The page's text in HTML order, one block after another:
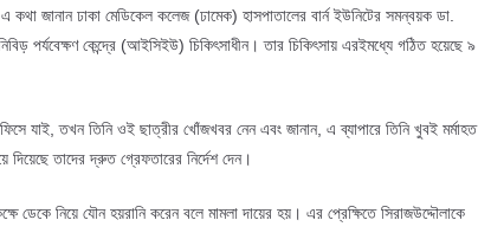
এ কথা জানান ঢাকা মেডিকেল কলেজ (ঢামেক) হাসপাতালের বার্ন ইউনিটের সমন্বয়ক ডা.
পর্যবেক্ষণ কেন্দ্রে (আইসিইউ) চিকিৎসাধীন। তার চিকিৎসায় এরইমধ্যে গঠিত হয়েছে ৯
যাই, তখন তিনি ওই ছাত্রীর খোঁজখবর নেন এবং জানান, এ ব্যাপারে তিনি খুবই মর্মাহত
তাদের দ্রুত গ্রেফতারের নির্দেশ দেন।
ডেকে নিয়ে যৌন হয়রানি করেন বলে মামলা দায়ের হয়। এর প্রেক্ষিতে সিরাজউদ্দৌলাকে